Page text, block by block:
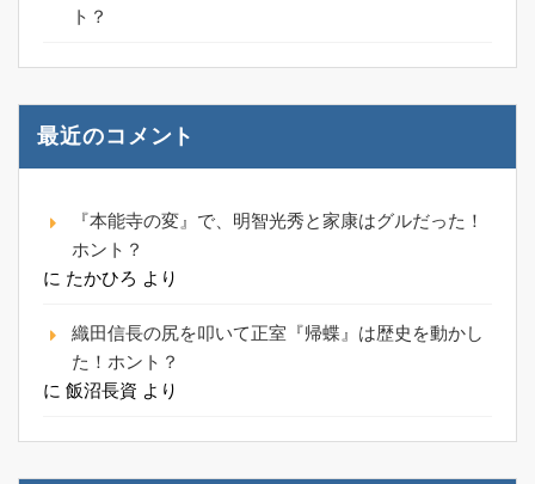
ト？
最近のコメント
『本能寺の変』で、明智光秀と家康はグルだった！
ホント？
に たかひろ より
織田信長の尻を叩いて正室『帰蝶』は歴史を動かし
た！ホント？
に 飯沼長資 より